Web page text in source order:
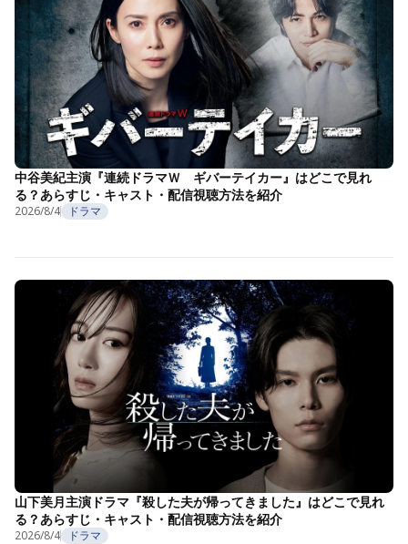
中谷美紀主演『連続ドラマＷ ギバーテイカー』はどこで見れ
る？あらすじ・キャスト・配信視聴方法を紹介
2026/8/4 ドラマ
山下美月主演ドラマ『殺した夫が帰ってきました』はどこで見れ
る？あらすじ・キャスト・配信視聴方法を紹介
2026/8/4 ドラマ